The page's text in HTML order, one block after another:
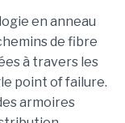
en anneau
de fibre
à travers les
point of failure.
armoires